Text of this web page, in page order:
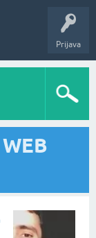
Prijava